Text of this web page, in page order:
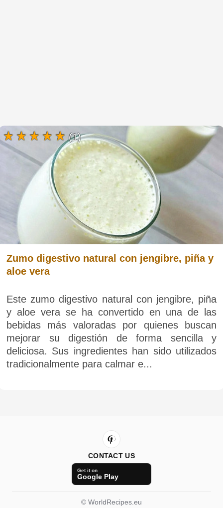
Zumo digestivo natural con jengibre, piña y
aloe vera
Este zumo digestivo natural con jengibre, piña
y aloe vera se ha convertido en una de las
bebidas más valoradas por quienes buscan
mejorar su digestión de forma sencilla y
deliciosa. Sus ingredientes han sido utilizados
tradicionalmente para calmar e...
(1)
CONTACT US
Get it on
Google Play
© WorldRecipes.eu